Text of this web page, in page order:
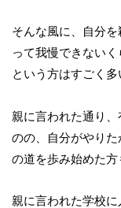
そんな風に、自分
って我慢できない
という方はすごく多
親に言われた通り
のの、自分がやり
の道を歩み始めた方
親に言われた学校